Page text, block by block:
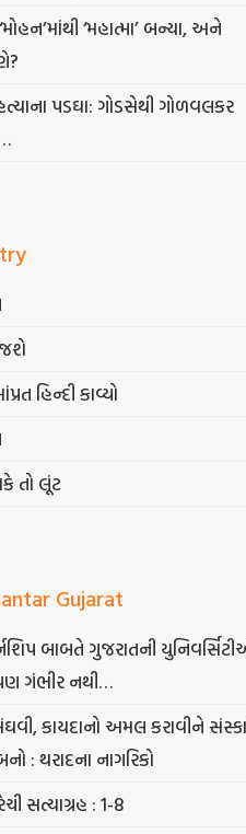
‘મહાત્મા’ બન્યા, અને
પડઘા: ગોડસેથી ગોળવલકર
જશે
હિન્દી કાવ્યો
તો લૂંટ
Gujarat
બાબતે ગુજરાતની
ગંભીર નથી…
કાયદાનો અમલ કરાવીને
: થરાદના નાગરિકો
સત્યાગ્રહ : 1-8